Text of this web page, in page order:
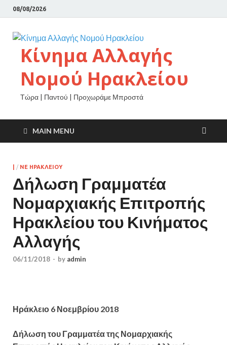
08/08/2026
Κίνημα Αλλαγής
Νομού Ηρακλείου
Τώρα | Παντού | Προχωράμε Μπροστά
MAIN MENU
/ ΝΕ ΗΡΑΚΛΕΙΟΥ
Δήλωση Γραμματέα
Νομαρχιακής Επιτροπής
Ηρακλείου του Κινήματος
Αλλαγής
06/11/2018 - by admin
Ηράκλειο 6 Νοεμβρίου 2018
Δήλωση του Γραμματέα της Νομαρχιακής